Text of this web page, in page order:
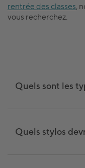
rentrée des classes ,
vous recherchez.
Quels sont les
Quels stylos